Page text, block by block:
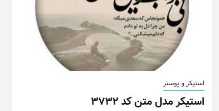
استیکر و پوستر
استیکر مدل متن کد ۳۷۳۲